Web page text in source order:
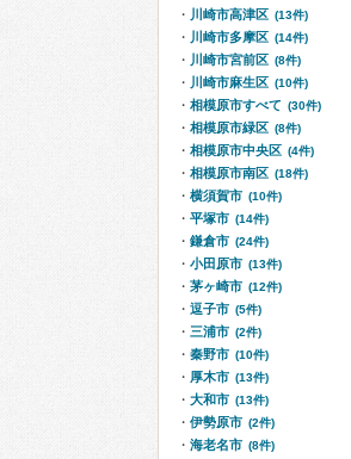
川崎市高津区 (13件)
川崎市多摩区 (14件)
川崎市宮前区 (8件)
川崎市麻生区 (10件)
相模原市すべて (30件)
相模原市緑区 (8件)
相模原市中央区 (4件)
相模原市南区 (18件)
横須賀市 (10件)
平塚市 (14件)
鎌倉市 (24件)
小田原市 (13件)
茅ヶ崎市 (12件)
逗子市 (5件)
三浦市 (2件)
秦野市 (10件)
厚木市 (13件)
大和市 (13件)
伊勢原市 (2件)
海老名市 (8件)